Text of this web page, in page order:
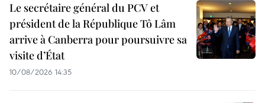
Le secrétaire général du PCV et
président de la République Tô Lâm
arrive à Canberra pour poursuivre sa
visite d’État
10/08/2026 14:35